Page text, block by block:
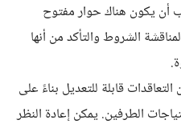
أن يكون هناك حوار مفتوح
الشروط والتأكد من أنها
قابلة للتعديل بناءً على
الطرفين. يمكن إعادة النظر